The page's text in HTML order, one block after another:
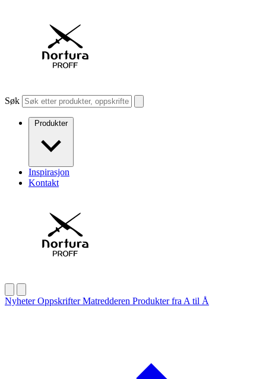
Søk
Produkter
Inspirasjon
Kontakt
NyheterOppskrifterMatredderen Produkter fra A til Å